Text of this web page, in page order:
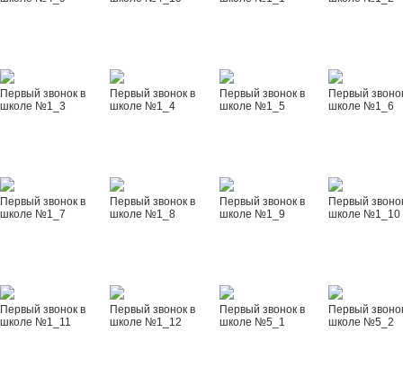
Первый звонок в
школе №1_3
Первый звонок в
школе №1_4
Первый звонок в
школе №1_5
Первый
школе №1_6
Первый звонок в
школе №1_7
Первый звонок в
школе №1_8
Первый звонок в
школе №1_9
Первый
школе №1_10
Первый звонок в
школе №1_11
Первый звонок в
школе №1_12
Первый звонок в
школе №5_1
Первый
школе №5_2